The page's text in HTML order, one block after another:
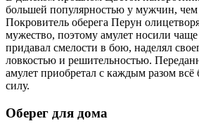
большей популярностью у мужчин,
Покровитель оберега Перун
мужество, поэтому амулет носили
придавал смелости в бою, наделял
ловкостью и решительностью.
амулет приобретал с каждым разом
силу.
Оберег для дома